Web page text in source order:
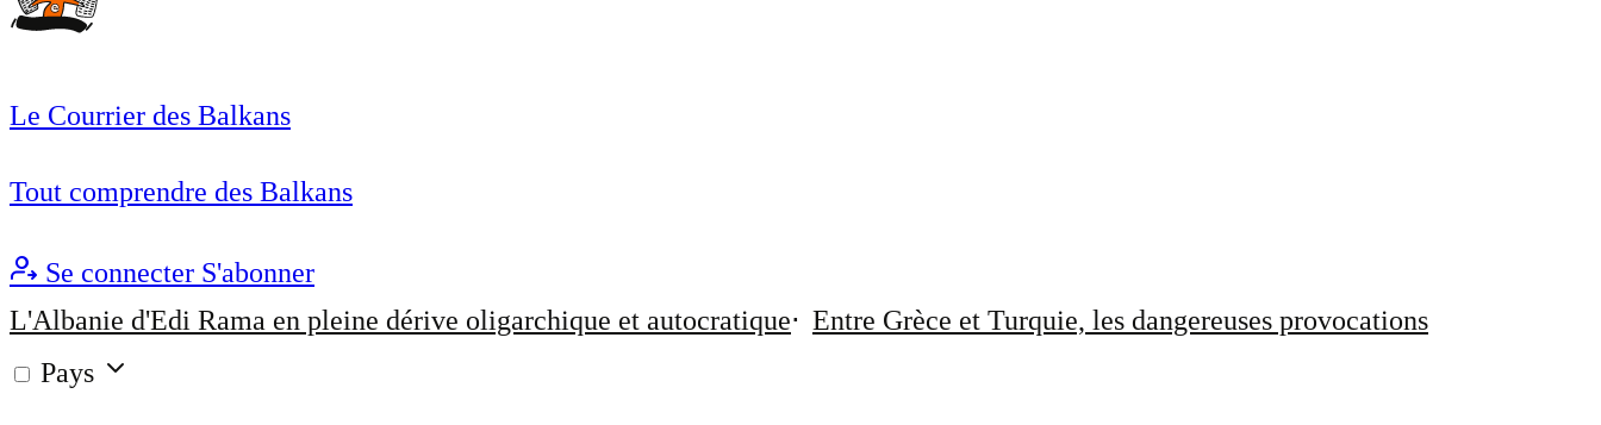
Le Courrier des Balkans
Tout comprendre des Balkans
Se connecter S'abonner
L'Albanie d'Edi Rama en pleine dérive oligarchique et autocratique
Entre Grèce et Turquie, les dangereuses provocations
Pays